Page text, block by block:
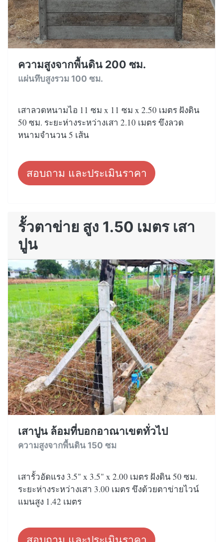
ความสูงจากพื้นดิน 200 ซม.
แผ่นทึบสูงรวม 100 ซม.
เสาลวดหนามไอ 11 ซม x 11 ซม x 2.50 เมตร ฝังดิน
50 ซม. ระยะห่างระหว่างเสา 2.10 เมตร ขึงลวด
หนามจำนวน 5 เส้น
สอบถาม และประเมินราคา
รั้วตาข่าย สูง 1.50 เมตร เสา
ปูน
เสาปูน ล้อมที่บอกอาณาเขตทั่วไป
ความสูงจากพื้นดิน 150 ซม
เสารั้วอัดแรง 3.5" x 3.5" x 2.00 เมตร ฝังดิน 50 ซม.
ระยะห่างระหว่างเสา 3.00 เมตร ขึงด้วยตาข่ายไวน์
แมนสูง 1.42 เมตร